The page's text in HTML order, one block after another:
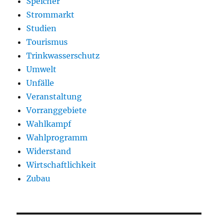
Strommarkt
Studien
Tourismus
Trinkwasserschutz
Umwelt
Unfälle
Veranstaltung
Vorranggebiete
Wahlkampf
Wahlprogramm
Widerstand
Wirtschaftlichkeit
Zubau